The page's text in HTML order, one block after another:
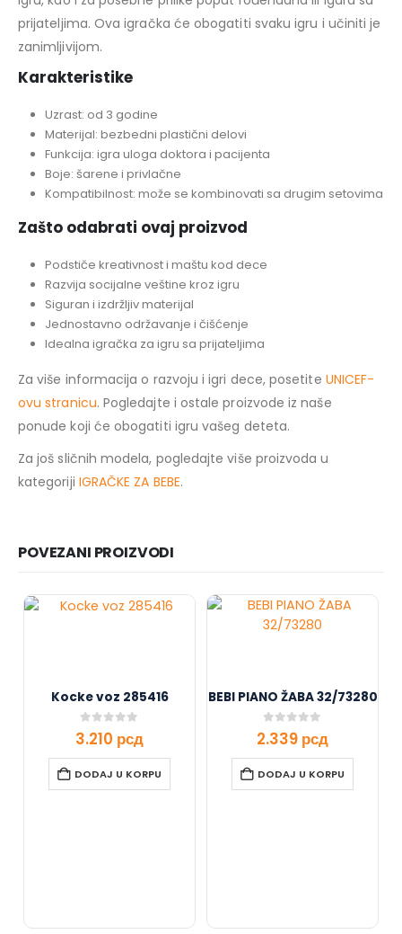
prijateljima. Ova igračka će obogatiti svaku igru i učiniti je
zanimljivijom.
Karakteristike
Uzrast: od 3 godine
Materijal: bezbedni plastični delovi
Funkcija: igra uloga doktora i pacijenta
Boje: šarene i privlačne
Kompatibilnost: može se kombinovati sa drugim setovima
Zašto odabrati ovaj proizvod
Podstiče kreativnost i maštu kod dece
Razvija socijalne veštine kroz igru
Siguran i izdržljiv materijal
Jednostavno održavanje i čišćenje
Idealna igračka za igru sa prijateljima
Za više informacija o razvoju i igri dece, posetite UNICEF-
ovu stranicu. Pogledajte i ostale proizvode iz naše
ponude koji će obogatiti igru vašeg deteta.
Za još sličnih modela, pogledajte više proizvoda u
kategoriji IGRAČKE ZA BEBE.
POVEZANI PROIZVODI
Kocke voz 285416
0 out of 5
3.210 рсд
DODAJ U KORPU
BEBI PIANO ŽABA 32/73280
0 out of 5
2.339 рсд
DODAJ U KORPU